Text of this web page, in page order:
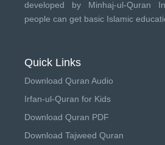
developed by Minhaj-ul-Quran
people can get basic Islamic
Quick Links
Download Quran Audio
Irfan-ul-Quran for Kids
Download Quran PDF
Download Tajweed Quran